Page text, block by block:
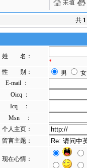
共 1
姓 名：
*
性 别：
男
女
E-mail ：
Oicq ：
Icq ：
Msn ：
个人主页：
留言主题：
现在心情：